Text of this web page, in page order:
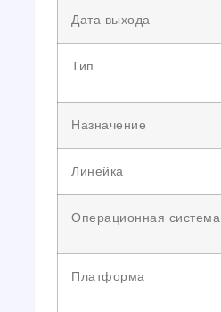
Дата выхода
Тип
Назначение
Линейка
Операционная система
Платформа